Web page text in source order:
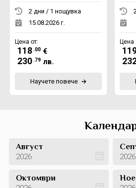
2 дни / 1 нощувка
15.08.2026 г.
Цена от:
118 .00 €
230 .79 лв.
Научете повече
Цена
Август
2026 2026
Октомври